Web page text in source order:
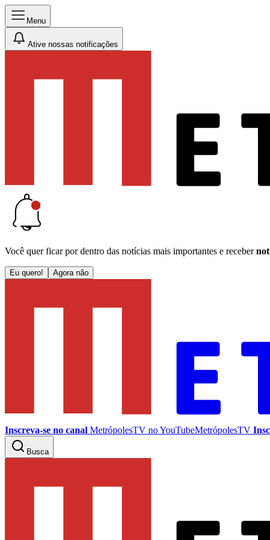
Menu
Ative nossas notificações
Você quer ficar por dentro das notícias mais importantes e receber
Eu quero! Agora não
Inscreva-se no canal MetrópolesTV noYouTubeMetrópolesTV
Busca